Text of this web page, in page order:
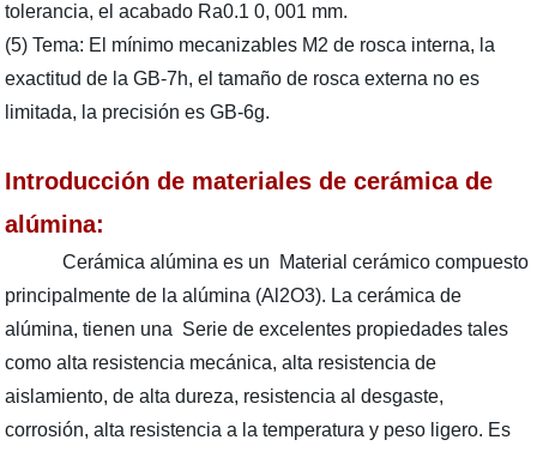
tolerancia, el acabado Ra0.1 0, 001 mm.
(5) Tema: El mínimo mecanizables M2 de rosca interna, la
exactitud de la GB-7h, el tamaño de rosca externa no es
limitada, la precisión es GB-6g.
Introducción de materiales de cerámica de
alúmina:
Cerámica alúmina es un Material cerámico compuesto
principalmente de la alúmina (Al2O3). La cerámica de
alúmina, tienen una Serie de excelentes propiedades tales
como alta resistencia mecánica, alta resistencia de
aislamiento, de alta dureza, resistencia al desgaste,
corrosión, alta resistencia a la temperatura y peso ligero. Es